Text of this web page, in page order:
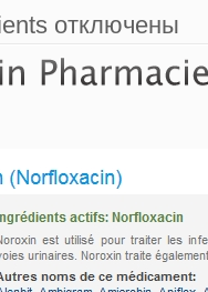
отключены